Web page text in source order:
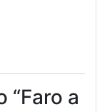
“Faro a